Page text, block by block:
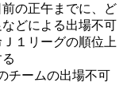
前の正午までに、ど
どによる出場不可
１リーグの順位上
チームの出場不可